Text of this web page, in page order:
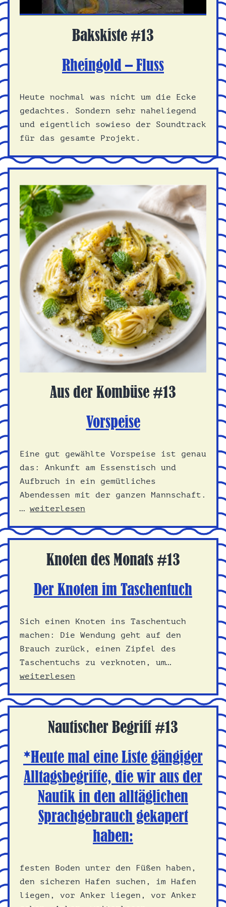
Bakskiste #13
Rheingold – Fluss
Heute nochmal was nicht um die Ecke
gedachtes. Sondern sehr naheliegend
und eigentlich sowieso der Soundtrack
für das gesamte Projekt.
Aus der Kombüse #13
Vorspeise
Eine gut gewählte Vorspeise ist genau
das: Ankunft am Essenstisch und
Aufbruch in ein gemütliches
Abendessen mit der ganzen Mannschaft.
… Vorspeise
weiterlesen
Knoten des Monats #13
Der Knoten im Taschentuch
Sich einen Knoten ins Taschentuch
machen: Die Wendung geht auf den
Brauch zurück, einen Zipfel des
Taschentuchs zu verknoten, um…Der
Taschentuch
weiterlesen
Nautischer Begriff #13
*Heute mal eine Liste gängiger
Alltagsbegriffe, die wir aus der
Nautik in den alltäglichen
Sprachgebrauch gekapert
haben:
festen Boden unter den Füßen haben,
den sicheren Hafen suchen, im Hafen
liegen, vor Anker liegen, vor Anker